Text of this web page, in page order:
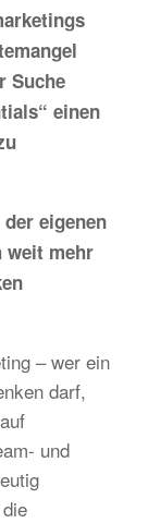
Suche
einen
eigenen
weit mehr
– wer ein
darf,
und